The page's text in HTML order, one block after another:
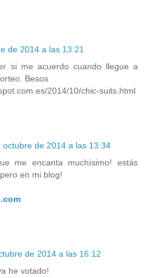
de 2014 a las 13:21
si me acuerdo cuando llegue a
Besos
2014/10/chic-suits.html
octubre de 2014 a las 13:34
me encanta muchísimo! estás
en mi blog!
de 2014 a las 16:12
he votado!